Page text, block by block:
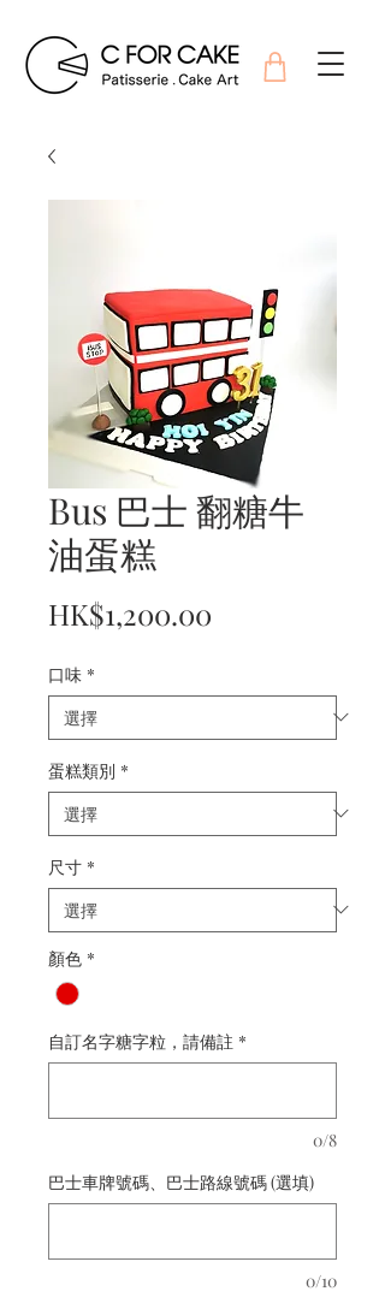
Bus 巴士 翻糖牛
油蛋糕
HK$1,200.00
口味 *
蛋糕類別 *
尺寸 *
顏色 *
自訂名字糖字粒，請備註 *
0/8
巴士車牌號碼、巴士路線號碼 (選填)
0/10